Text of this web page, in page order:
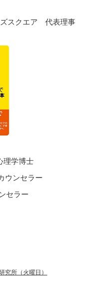
ズスクエア 代表理事
学博士
ウンセラー
セラー
究所（火曜日）